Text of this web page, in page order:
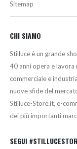
Sitemap
CHI SIAMO
Stilluce è un grande
40 anni opera e lavora
commerciale e
nuove sfide del
Stilluce-Store.it, e-
dei più importanti
SEGUI